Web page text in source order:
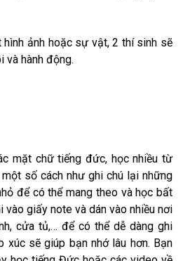
ảnh hoặc sự vật, 2 thí sinh sẽ
và hành động.
mặt chữ tiếng đức, học nhiều từ
số cách như ghi chú lại những
để có thể mang theo và học bất
vào giấy note và dán vào nhiều nơi
cửa tủ,… để có thể dễ dàng ghi
xúc sẽ giúp bạn nhớ lâu hơn. Bạn